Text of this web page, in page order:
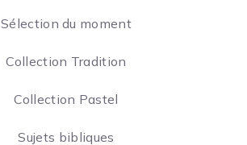
Sélection du moment
Collection Tradition
Collection Pastel
Sujets bibliques